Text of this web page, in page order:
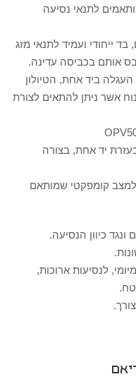
לתנאי נסיעה
בד ייחודי ועמיד לתנאי מזג
אותם בכביסה עדינה.
ביד אחת, הטיולון
אשר ניתן להתאים לצורת
יד אחת, בצורה
קומפקטי שמותאם
כיוון הנסיעה.
לנסיעות ארוכות,